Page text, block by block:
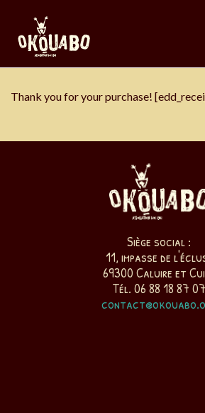
Thank you for your purchase!
Siège social :
11, impasse de
69300 Caluire et
Tél. 06 88 18 87 07